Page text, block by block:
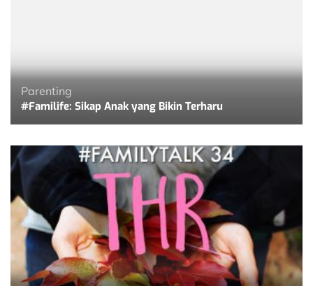
Parenting
#Familife: Sikap Anak yang Bikin Terharu